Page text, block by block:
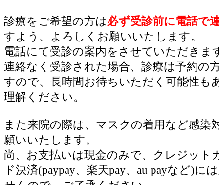
診療をご希望の方は必ず受診前に電話で
すよう、よろしくお願いいたします。
電話にて受診の案内をさせていただきま
連絡なく受診された場合、診療は予約の
すので、長時間お待ちいただく可能性も
理解ください。
また来院の際は、マスクの着用など感染
願いいたします。
尚、お支払いは現金のみで、クレジット
ド決済(paypay、楽天pay、au payなど)に